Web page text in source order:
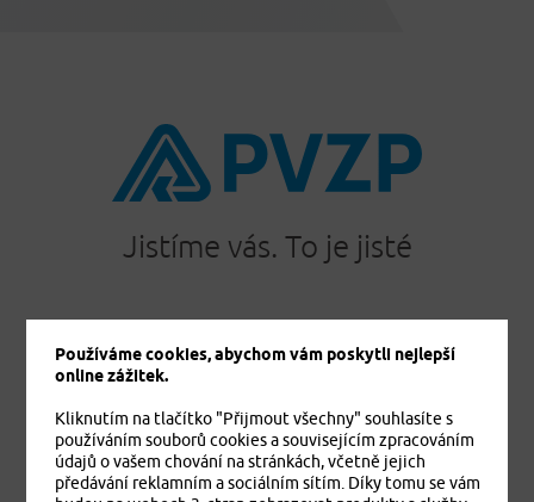
Jistíme vás. To je jisté
PRODUKTY
Úrazové pojištění
Dětské úrazové pojištění MEDVÍDEK
Základní zdravotní pojištění cizinců
Používáme cookies, abychom vám poskytli nejlepší
online zážitek.
Kliknutím na tlačítko "Přijmout všechny" souhlasíte s
používáním souborů cookies a souvisejícím zpracováním
údajů o vašem chování na stránkách, včetně jejich
předávání reklamním a sociálním sítím. Díky tomu se vám